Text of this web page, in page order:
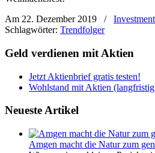
Am 22. Dezember 2019
/
Schlagwörter: Trendfolger
Geld verdienen mit Aktien
Jetzt Aktienbrief gratis testen!
Wohlstand mit Aktien
Neueste Artikel
Amgen macht die Natur zum